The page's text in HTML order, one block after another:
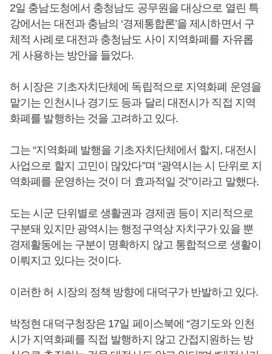
2일 충남도청에서 충청남도 공무원을 대상으로 열린 특
강에서는 대전과 충남의 ‘경제통합론’을 제시하면서 구
체적 사례로 대전과 충청남도 사이 지역화폐를 자유롭
게 사용하는 방안을 들었다.
허 시장은 기초자치단체에 독립적으로 지역화폐 운영을
맡기는 인천시나 경기도 등과 달리 대전시가 직접 지역
화폐를 발행하는 것을 고려하고 있다.
그는 “지역화폐 발행을 기초자치단체에서 할지, 대전시
사업으로 할지 고민이 많았다”며 “광역시는 시 단위로 지
역화폐를 운영하는 것이 더 효과적일 것”이라고 말했다.
도는 시군 단위별로 생활권과 경제권 등이 지리적으로
구분돼 있지만 광역시는 행정구역상 자치구가 있을 뿐
경제활동에는 구분이 명확하지 않고 통합적으로 생활이
이뤄지고 있다는 것이다.
이러한 허 시장의 정책 방향에 대덕구가 반발하고 있다.
박정현 대덕구청장은 17일 페이스북에 “경기도와 인천
시가 지역화폐를 직접 발행하지 않고 간접지원하는 방